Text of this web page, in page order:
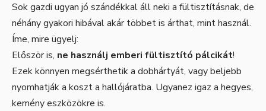
Sok gazdi ugyan jó szándékkal áll neki a fültisztításnak, de
néhány gyakori hibával akár többet is árthat, mint használ.
Íme, mire ügyelj:
Először is, ne használj emberi fültisztító pálcikát!
Ezek könnyen megsérthetik a dobhártyát, vagy beljebb
nyomhatják a koszt a hallójáratba. Ugyanez igaz a hegyes,
kemény eszközökre is.